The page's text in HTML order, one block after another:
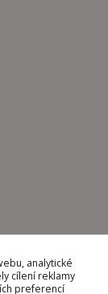
analytické
cílení reklamy
preferencí